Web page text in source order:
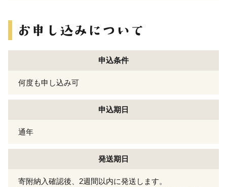
申込条件
何度も申し込み可
申込期日
通年
発送期日
寄附納入確認後、2週間以内に発送します。